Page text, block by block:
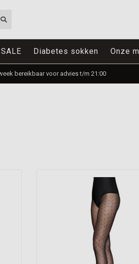
SALE Diabetes sokken Onze
bereikbaar voor advies t/m 21:00